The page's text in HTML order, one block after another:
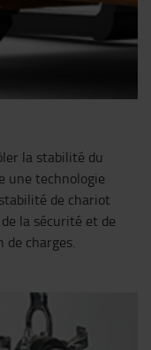
la stabilité du
une technologie
de chariot
la sécurité et de
charges.